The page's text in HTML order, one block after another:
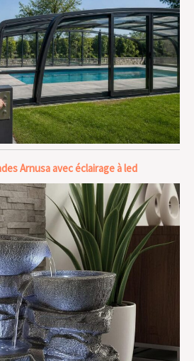
Arnusa avec éclairage à led